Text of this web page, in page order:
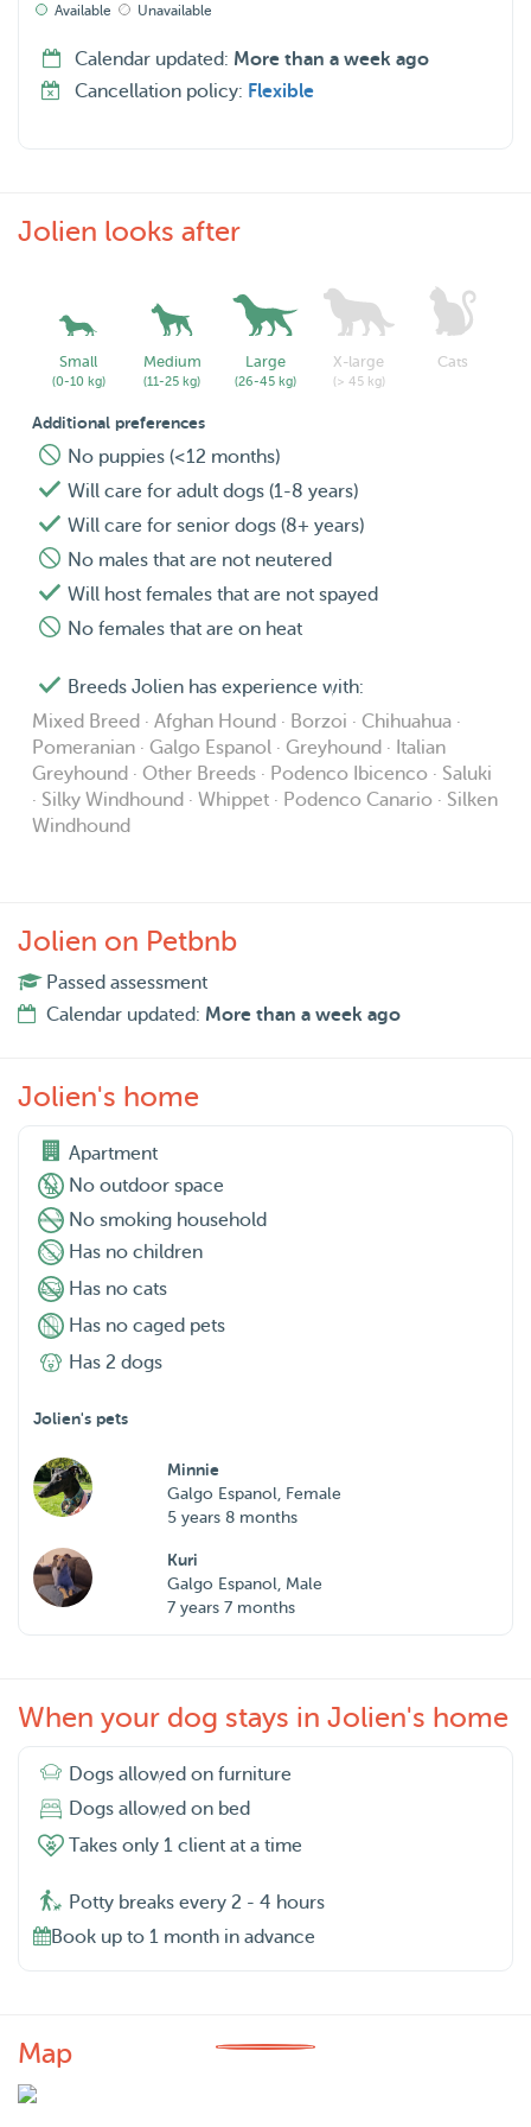
Ik zou daarom graag op uw huisdieren passen en zal ze
behandelen alsof ze mijn eigen zijn! 🐶💖
Available Unavailable
Calendar updated: More than a week ago
Cancellation policy: Flexible
Jolien looks after
Small
(0-10 kg)
Medium
(11-25 kg)
Large
(26-45 kg)
X-large
(> 45 kg)
Cats
Additional preferences
No puppies (<12 months)
Will care for adult dogs (1-8 years)
Will care for senior dogs (8+ years)
No males that are not neutered
Will host females that are not spayed
No females that are on heat
Breeds Jolien has experience with:
Mixed Breed · Afghan Hound · Borzoi · Chihuahua ·
Pomeranian · Galgo Espanol · Greyhound · Italian
Greyhound · Other Breeds · Podenco Ibicenco · Saluki
· Silky Windhound · Whippet · Podenco Canario · Silken
Windhound
Jolien on Petbnb
Passed assessment
Calendar updated: More than a week ago
Jolien's home
Apartment
No outdoor space
No smoking household
Has no children
Has no cats
Has no caged pets
Has 2 dogs
Jolien's pets
Minnie
Galgo Espanol, Female
5 years 8 months
Kuri
Galgo Espanol, Male
7 years 7 months
When your dog stays in Jolien's home
Dogs allowed on furniture
Dogs allowed on bed
Takes only 1 client at a time
Potty breaks every 2 - 4 hours
Book up to 1 month in advance
Map